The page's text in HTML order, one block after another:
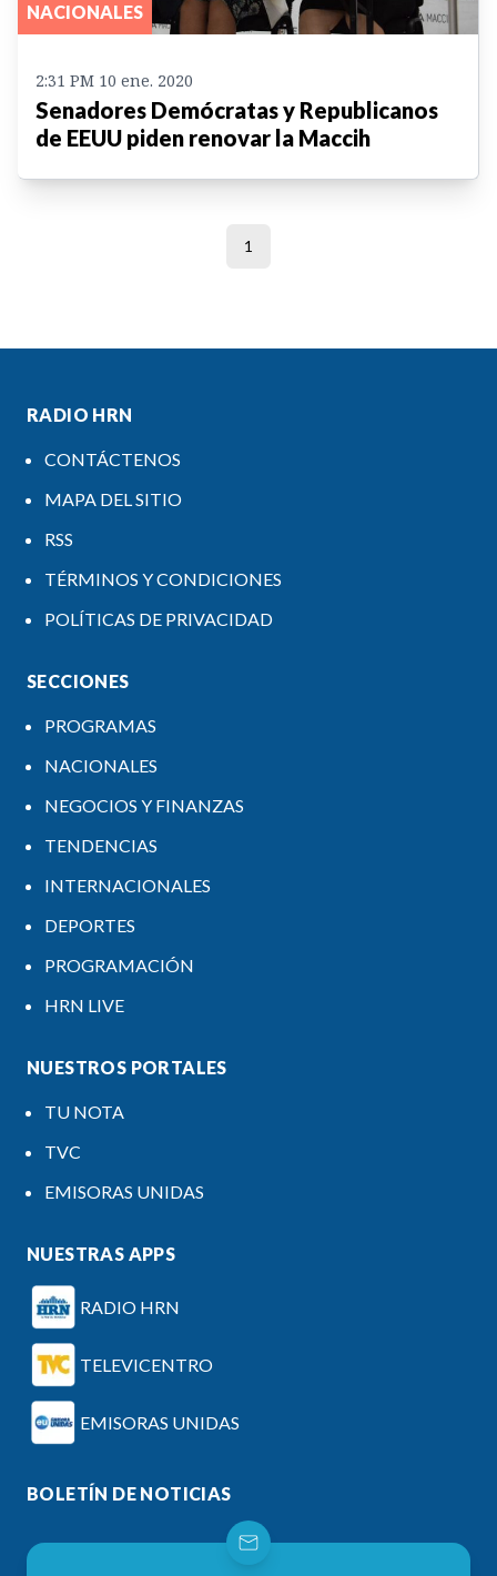
NACIONALES
2:31 PM 10 ene. 2020
Senadores Demócratas y Republicanos
de EEUU piden renovar la Maccih
1
RADIO HRN
CONTÁCTENOS
MAPA DEL SITIO
RSS
TÉRMINOS Y CONDICIONES
POLÍTICAS DE PRIVACIDAD
SECCIONES
PROGRAMAS
NACIONALES
NEGOCIOS Y FINANZAS
TENDENCIAS
INTERNACIONALES
DEPORTES
PROGRAMACIÓN
HRN LIVE
NUESTROS PORTALES
TU NOTA
TVC
EMISORAS UNIDAS
NUESTRAS APPS
RADIO HRN
TELEVICENTRO
EMISORAS UNIDAS
BOLETÍN DE NOTICIAS